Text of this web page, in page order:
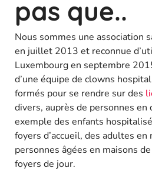
pas que..
Nous sommes une association
en juillet 2013 et reconnue
Luxembourg en septembre
d’une équipe de clowns
formés pour se rendre sur des l
divers, auprès de personnes
exemple des enfants
foyers d’accueil, des adultes en
personnes âgées en maisons
foyers de jour.